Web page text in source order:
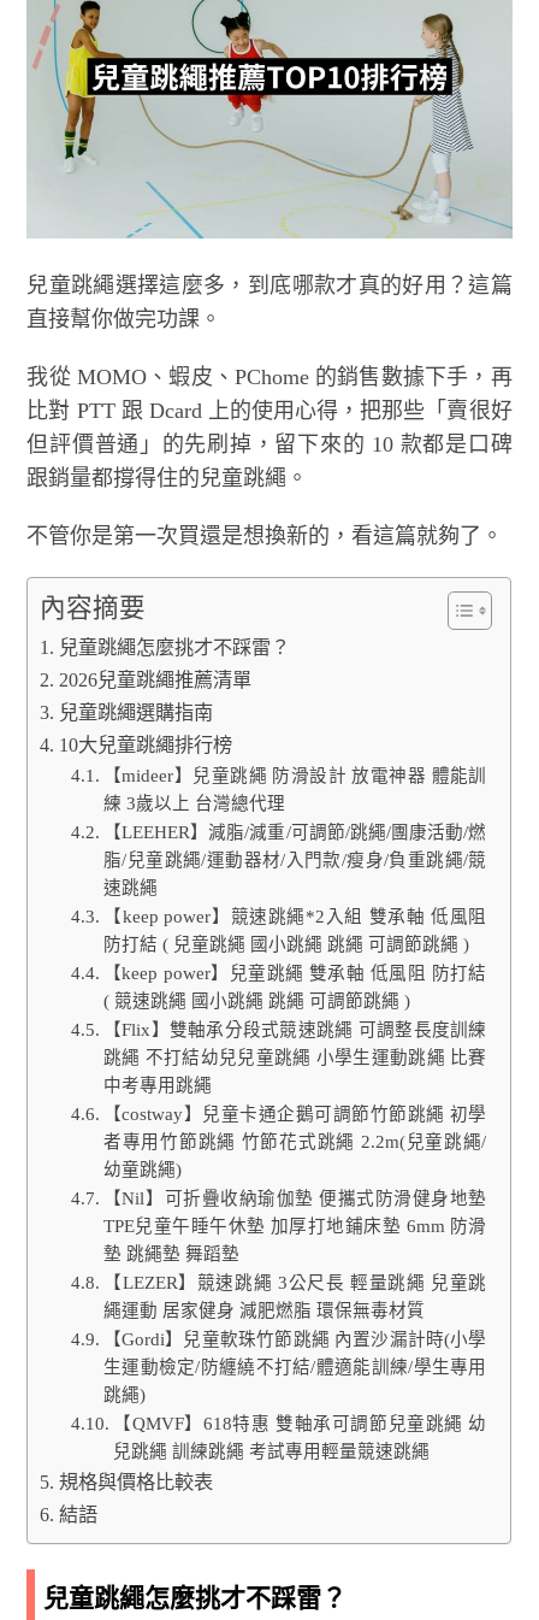
兒童跳繩選擇這麼多，到底哪款才真的好用？這篇
直接幫你做完功課。
我從 MOMO、蝦皮、PChome 的銷售數據下手，再
比對 PTT 跟 Dcard 上的使用心得，把那些「賣很好
但評價普通」的先刷掉，留下來的 10 款都是口碑
跟銷量都撐得住的兒童跳繩。
不管你是第一次買還是想換新的，看這篇就夠了。
內容摘要
兒童跳繩怎麼挑才不踩雷？
2026兒童跳繩推薦清單
兒童跳繩選購指南
10大兒童跳繩排行榜
【mideer】兒童跳繩 防滑設計 放電神器 體能訓
練 3歲以上 台灣總代理
【LEEHER】減脂/減重/可調節/跳繩/團康活動/燃
脂/兒童跳繩/運動器材/入門款/瘦身/負重跳繩/競
速跳繩
【keep power】競速跳繩*2入組 雙承軸 低風阻
防打結 ( 兒童跳繩 國小跳繩 跳繩 可調節跳繩 )
【keep power】兒童跳繩 雙承軸 低風阻 防打結
( 競速跳繩 國小跳繩 跳繩 可調節跳繩 )
【Flix】雙軸承分段式競速跳繩 可調整長度訓練
跳繩 不打結幼兒兒童跳繩 小學生運動跳繩 比賽
中考專用跳繩
【costway】兒童卡通企鵝可調節竹節跳繩 初學
者專用竹節跳繩 竹節花式跳繩 2.2m(兒童跳繩/
幼童跳繩)
【Nil】可折疊收納瑜伽墊 便攜式防滑健身地墊
TPE兒童午睡午休墊 加厚打地鋪床墊 6mm 防滑
墊 跳繩墊 舞蹈墊
【LEZER】競速跳繩 3公尺長 輕量跳繩 兒童跳
繩運動 居家健身 減肥燃脂 環保無毒材質
【Gordi】兒童軟珠竹節跳繩 內置沙漏計時(小學
生運動檢定/防纏繞不打結/體適能訓練/學生專用
跳繩)
【QMVF】618特惠 雙軸承可調節兒童跳繩 幼
兒跳繩 訓練跳繩 考試專用輕量競速跳繩
規格與價格比較表
結語
兒童跳繩怎麼挑才不踩雷？